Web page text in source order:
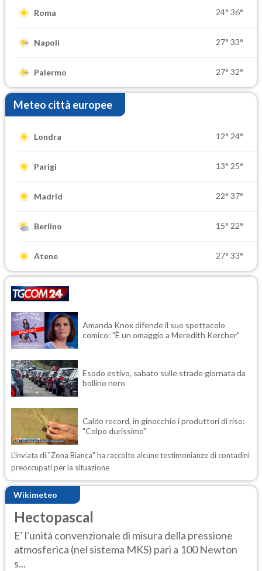
Roma 24° 36°
Napoli 27° 33°
Palermo 27° 32°
Meteo città europee
Londra 12° 24°
Parigi 13° 25°
Madrid 22° 37°
Berlino 15° 22°
Atene 27° 33°
Amanda Knox difende il suo spettacolo
comico: "È un omaggio a Meredith Kercher"
Esodo estivo, sabato sulle strade giornata da
bollino nero
Caldo record, in ginocchio i produttori di riso:
"Colpo durissimo"
L’inviata di "Zona Bianca" ha raccolto alcune testimonianze di contadini
preoccupati per la situazione
Wikimeteo
Hectopascal
E' l'unità convenzionale di misura della pressione
atmosferica (nel sistema MKS) pari a 100 Newton
s...